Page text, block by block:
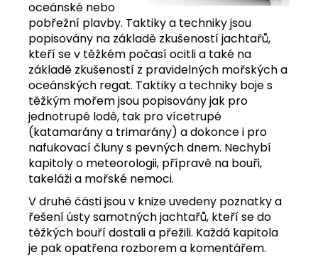
oceánské nebo
pobřežní plavby. Taktiky a techniky jsou
popisovány na základě zkušeností jachtařů,
kteří se v těžkém počasí ocitli a také na
základě zkušeností z pravidelných mořských a
oceánských regat. Taktiky a techniky boje s
těžkým mořem jsou popisovány jak pro
jednotrupé lodě, tak pro vícetrupé
(katamarány a trimarány) a dokonce i pro
nafukovací čluny s pevných dnem. Nechybí
kapitoly o meteorologii, přípravě na bouři,
takeláži a mořské nemoci.
V druhé části jsou v knize uvedeny poznatky a
řešení ústy samotných jachtařů, kteří se do
těžkých bouří dostali a přežili. Každá kapitola
je pak opatřena rozborem a komentářem.